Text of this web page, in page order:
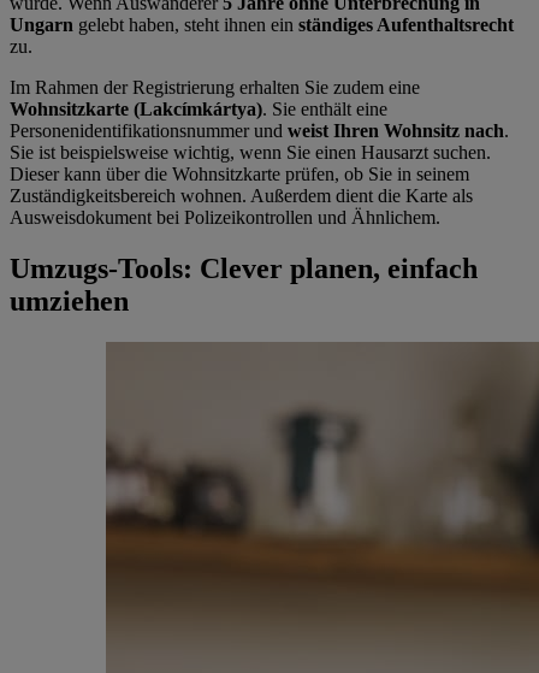
Ungarn gelebt haben, steht ihnen ein ständiges Aufenthaltsrecht
zu.
Im Rahmen der Registrierung erhalten Sie zudem eine
Wohnsitzkarte (Lakcímkártya). Sie enthält eine
Personenidentifikationsnummer und weist Ihren Wohnsitz nach.
Sie ist beispielsweise wichtig, wenn Sie einen Hausarzt suchen.
Dieser kann über die Wohnsitzkarte prüfen, ob Sie in seinem
Zuständigkeitsbereich wohnen. Außerdem dient die Karte als
Ausweisdokument bei Polizeikontrollen und Ähnlichem.
Umzugs-Tools: Clever planen, einfach
umziehen